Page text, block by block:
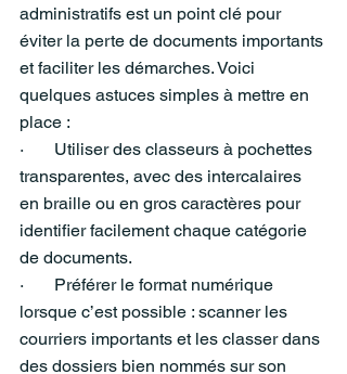
administratifs est un point clé pour
éviter la perte de documents importants
et faciliter les démarches. Voici
quelques astuces simples à mettre en
place :
·       Utiliser des classeurs à pochettes
transparentes, avec des intercalaires
en braille ou en gros caractères pour
identifier facilement chaque catégorie
de documents.
·       Préférer le format numérique
lorsque c’est possible : scanner les
courriers importants et les classer dans
des dossiers bien nommés sur son